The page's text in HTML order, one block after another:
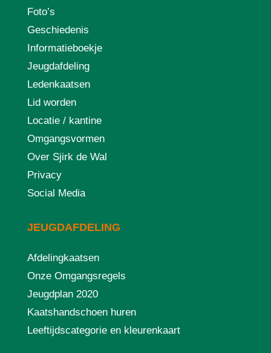
Foto’s
Geschiedenis
Informatieboekje
Jeugdafdeling
Ledenkaatsen
Lid worden
Locatie / kantine
Omgangsvormen
Over Sjirk de Wal
Privacy
Social Media
JEUGDAFDELING
Afdelingkaatsen
Onze Omgangsregels
Jeugdplan 2020
Kaatshandschoen huren
Leeftijdscategorie en kleurenkaart